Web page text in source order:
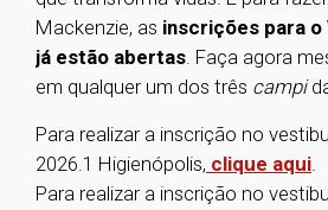
Mackenzie, as inscrições para
já estão abertas. Faça agora
em qualquer um dos três campi
Para realizar a inscrição no
2026.1 Higienópolis, clique aqui.
Para realizar a inscrição no